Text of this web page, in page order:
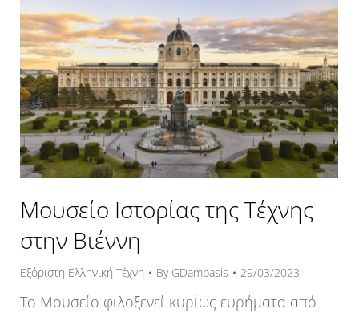
Μουσείο Ιστορίας της Τέχνης
στην Βιέννη
Εξόριστη Ελληνική Τέχνη By GDambasis 29/03/2023
Το Μουσείο φιλοξενεί κυρίως ευρήματα από